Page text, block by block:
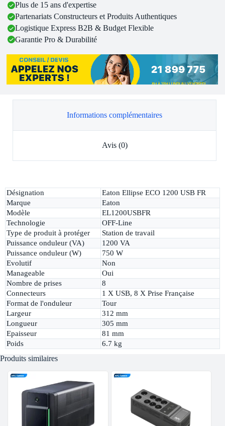
Plus de 15 ans d'expertise
Partenariats Constructeurs et Produits Authentiques
Logistique Express B2B & Budget Flexible
Garantie Pro & Durabilité
Informations complémentaires
Avis (0)
Désignation
Eaton Ellipse ECO 1200 USB FR
Marque
Eaton
Modèle
EL1200USBFR
Technologie
OFF-Line
Type de produit à protéger
Station de travail
Puissance onduleur (VA)
1200 VA
Puissance onduleur (W)
750 W
Evolutif
Non
Manageable
Oui
Nombre de prises
8
Connecteurs
1 X USB, 8 X Prise Française
Format de l'onduleur
Tour
Largeur
312 mm
Longueur
305 mm
Epaisseur
81 mm
Poids
6.7 kg
Produits similaires